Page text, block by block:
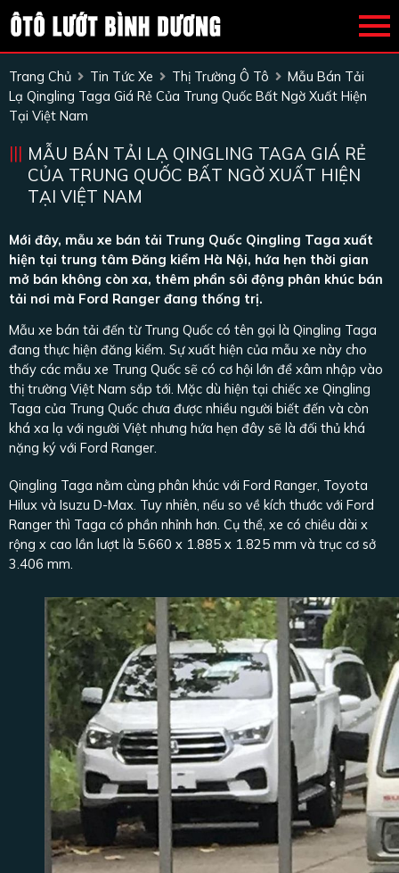
Trang Chủ Tin Tức Xe Thị Trường Ô Tô
Mẫu Bán Tải
Lạ Qingling Taga Giá Rẻ Của Trung Quốc Bất Ngờ Xuất Hiện
Tại Việt Nam
MẪU BÁN TẢI LẠ QINGLING TAGA GIÁ RẺ
CỦA TRUNG QUỐC BẤT NGỜ XUẤT HIỆN
TẠI VIỆT NAM
Mới đây, mẫu xe bán tải Trung Quốc Qingling Taga xuất
hiện tại trung tâm Đăng kiểm Hà Nội, hứa hẹn thời gian
mở bán không còn xa, thêm phẩn sôi động phân khúc bán
tải nơi mà Ford Ranger đang thống trị.
Mẫu xe bán tải đến từ Trung Quốc có tên gọi là Qingling Taga
đang thực hiện đăng kiểm. Sự xuất hiện của mẫu xe này cho
thấy các mẫu xe Trung Quốc sẽ có cơ hội lớn để xâm nhập vào
thị trường Việt Nam sắp tới. Mặc dù hiện tại chiếc xe Qingling
Taga của Trung Quốc chưa được nhiều người biết đến và còn
khá xa lạ với người Việt nhưng hứa hẹn đây sẽ là đối thủ khá
nặng ký với Ford Ranger.
Qingling Taga nằm cùng phân khúc với Ford Ranger, Toyota
Hilux và Isuzu D-Max. Tuy nhiên, nếu so về kích thước với Ford
Ranger thì Taga có phần nhỉnh hơn. Cụ thể, xe có chiều dài x
rộng x cao lần lượt là 5.660 x 1.885 x 1.825 mm và trục cơ sở
3.406 mm.